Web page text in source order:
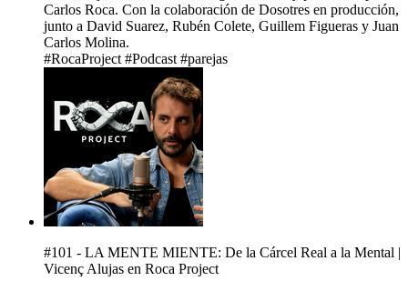
Carlos Roca. Con la colaboración de Dosotres en producción,
junto a David Suarez, Rubén Colete, Guillem Figueras y Juan
Carlos Molina.
#RocaProject #Podcast #parejas
#101 - LA MENTE MIENTE: De la Cárcel Real a la Mental |
Vicenç Alujas en Roca Project